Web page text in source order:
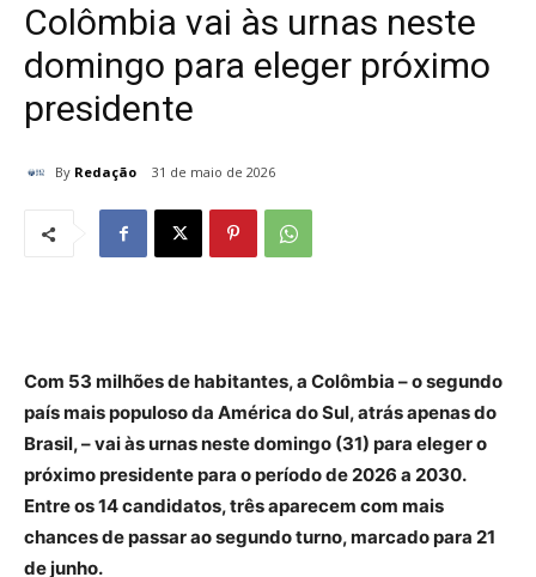
Colômbia vai às urnas neste
domingo para eleger próximo
presidente
By Redação 31 de maio de 2026
Com 53 milhões de habitantes, a Colômbia – o segundo
país mais populoso da América do Sul, atrás apenas do
Brasil, – vai às urnas neste domingo (31) para eleger o
próximo presidente para o período de 2026 a 2030.
Entre os 14 candidatos, três aparecem com mais
chances de passar ao segundo turno, marcado para 21
de junho.